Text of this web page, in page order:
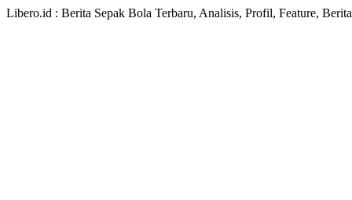
Libero.id : Berita Sepak Bola Terbaru, Analisis, Profil, Feature,